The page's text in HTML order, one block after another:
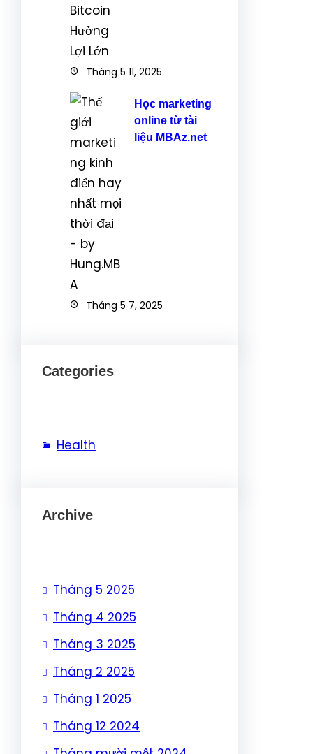
Tháng 5 11, 2025
Học marketing
online từ tài
liệu MBAz.net
Tháng 5 7, 2025
Categories
Health
Archive
Tháng 5 2025
Tháng 4 2025
Tháng 3 2025
Tháng 2 2025
Tháng 1 2025
Tháng 12 2024